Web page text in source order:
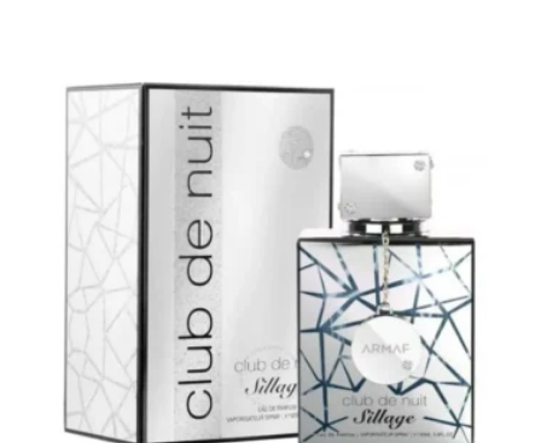
$ 236.000.$ 170.000.